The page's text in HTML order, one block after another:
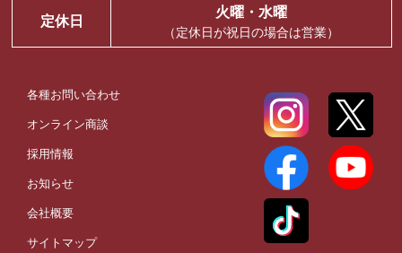
定休日
火曜・水曜
（定休日が祝日の場合は営業）
各種お問い合わせ
オンライン商談
採用情報
お知らせ
会社概要
サイトマップ